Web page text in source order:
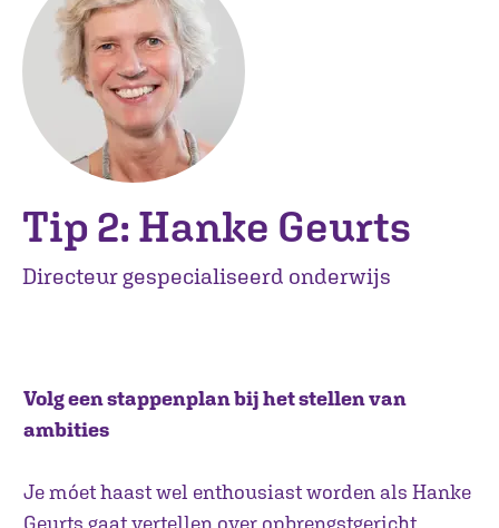
Tip 2: Hanke Geurts
Directeur gespecialiseerd onderwijs
Volg een stappenplan bij het stellen van
ambities
Je móet haast wel enthousiast worden als Hanke
Geurts gaat vertellen over opbrengstgericht